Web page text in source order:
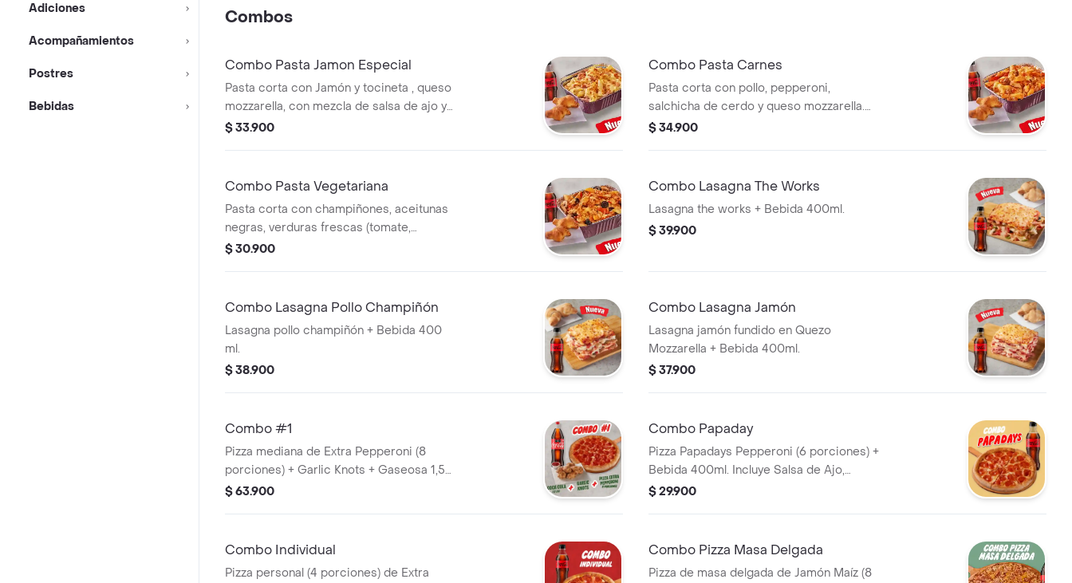
Adiciones
Acompañamientos
Postres
Bebidas
Combos
Combo Pasta Jamon Especial
Pasta corta con Jamón y tocineta , queso
mozzarella, con mezcla de salsa de ajo y
bechamel con especias. Acompañada de
incluye salsa de ajo, llevala por $2.900
$ 33.900
Combo Pasta Carnes
Pasta corta con pollo, pepperoni,
salchicha de cerdo y queso mozzarella.
Con mezcla de salsa pizza, bechamel y
coca cola de 400ml. No incluye salsa de
ajo, llevala por $2.900 adicionales.
$ 34.900
Combo Pasta Vegetariana
Pasta corta con champiñones, aceitunas
negras, verduras frescas (tomate,
cebolla) y queso mozzarella . Con mezcla
horneados. Con una bebida de coca cola
de 400ml. No incluye salsa de ajo, llevala
por $2.900 adicionales.
$ 30.900
Combo Lasagna The Works
Lasagna the works + Bebida 400ml.
$ 39.900
Combo Lasagna Pollo Champiñón
Lasagna pollo champiñón + Bebida 400
ml.
$ 38.900
Combo Lasagna Jamón
Lasagna jamón fundido en Quezo
Mozzarella + Bebida 400ml.
$ 37.900
Combo #1
Pizza mediana de Extra Pepperoni (8
porciones) + Garlic Knots + Gaseosa 1,5L.
Incluye Salsa de Ajo, Sazonador Pimienta
$ 63.900
Combo Papaday
Pizza Papadays Pepperoni (6 porciones) +
Bebida 400ml. Incluye Salsa de Ajo,
Sazonador Pimienta Roja y Pepperoncini.
$ 29.900
Combo Individual
Pizza personal (4 porciones) de Extra
Combo Pizza Masa Delgada
Pizza de masa delgada de Jamón Maíz (8